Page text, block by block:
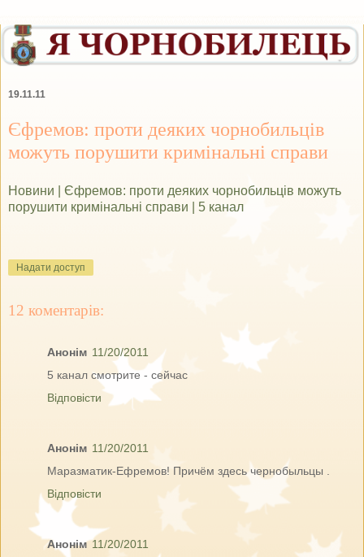
19.11.11
Єфремов: проти деяких чорнобильців
можуть порушити кримінальні справи
Новини | Єфремов: проти деяких чорнобильців можуть
порушити кримінальні справи | 5 канал
Надати доступ
12 коментарів:
Анонім 11/20/2011
5 канал смотрите - сейчас
Відповісти
Анонім 11/20/2011
Маразматик-Ефремов! Причём здесь чернобыльцы .
Відповісти
Анонім 11/20/2011